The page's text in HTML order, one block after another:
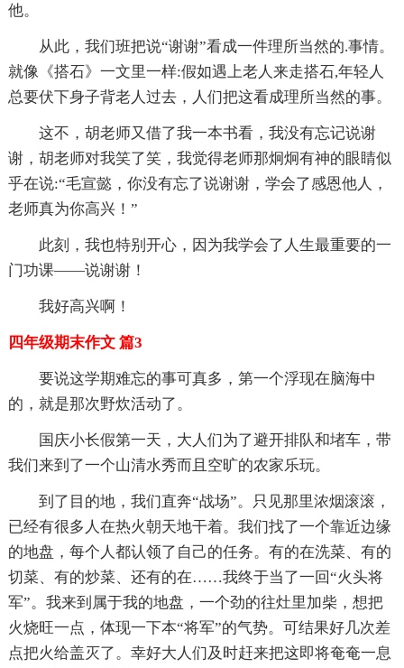
他。
从此，我们班把说“谢谢”看成一件理所当然的.事情。
就像《搭石》一文里一样:假如遇上老人来走搭石,年轻人
总要伏下身子背老人过去，人们把这看成理所当然的事。
这不，胡老师又借了我一本书看，我没有忘记说谢
谢，胡老师对我笑了笑，我觉得老师那炯炯有神的眼睛似
乎在说:“毛宣懿，你没有忘了说谢谢，学会了感恩他人，
老师真为你高兴！”
此刻，我也特别开心，因为我学会了人生最重要的一
门功课——说谢谢！
我好高兴啊！
四年级期末作文 篇3
要说这学期难忘的事可真多，第一个浮现在脑海中
的，就是那次野炊活动了。
国庆小长假第一天，大人们为了避开排队和堵车，带
我们来到了一个山清水秀而且空旷的农家乐玩。
到了目的地，我们直奔“战场”。只见那里浓烟滚滚，
已经有很多人在热火朝天地干着。我们找了一个靠近边缘
的地盘，每个人都认领了自己的任务。有的在洗菜、有的
切菜、有的炒菜、还有的在……我终于当了一回“火头将
军”。我来到属于我的地盘，一个劲的往灶里加柴，想把
火烧旺一点，体现一下本“将军”的气势。可结果好几次差
点把火给盖灭了。幸好大人们及时赶来把这即将奄奄一息